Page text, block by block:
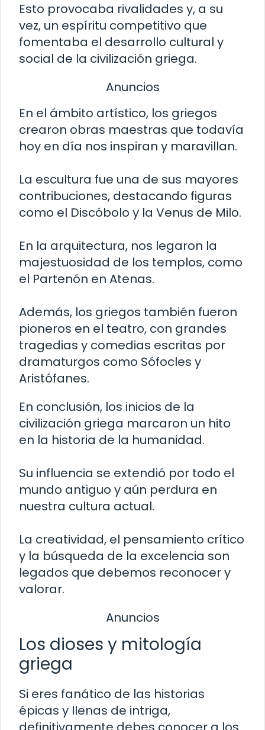
Esto provocaba rivalidades y, a su
vez, un espíritu competitivo que
fomentaba el desarrollo cultural y
social de la civilización griega.
Anuncios
En el ámbito artístico, los griegos
crearon obras maestras que todavía
hoy en día nos inspiran y maravillan.
La escultura fue una de sus mayores
contribuciones, destacando figuras
como el Discóbolo y la Venus de Milo.
En la arquitectura, nos legaron la
majestuosidad de los templos, como
el Partenón en Atenas.
Además, los griegos también fueron
pioneros en el teatro, con grandes
tragedias y comedias escritas por
dramaturgos como Sófocles y
Aristófanes.
En conclusión, los inicios de la
civilización griega marcaron un hito
en la historia de la humanidad.
Su influencia se extendió por todo el
mundo antiguo y aún perdura en
nuestra cultura actual.
La creatividad, el pensamiento crítico
y la búsqueda de la excelencia son
legados que debemos reconocer y
valorar.
Anuncios
Los dioses y mitología
griega
Si eres fanático de las historias
épicas y llenas de intriga,